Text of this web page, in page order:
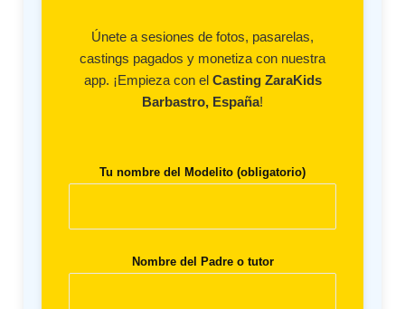
Únete a sesiones de fotos, pasarelas,
castings pagados y monetiza con nuestra
app. ¡Empieza con el Casting ZaraKids
Barbastro, España!
Tu nombre del Modelito (obligatorio)
Nombre del Padre o tutor